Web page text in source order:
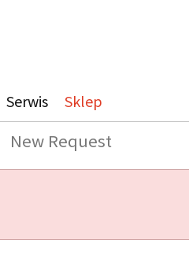
Serwis Sklep
New Request